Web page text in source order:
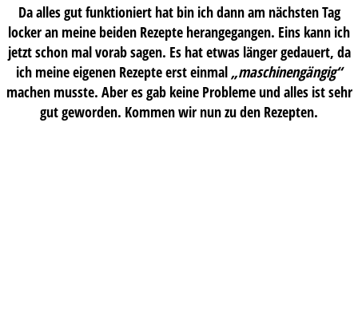
Da alles gut funktioniert hat bin ich dann am nächsten Tag
locker an meine beiden Rezepte herangegangen. Eins kann ich
jetzt schon mal vorab sagen. Es hat etwas länger gedauert, da
ich meine eigenen Rezepte erst einmal „maschinengängig“
machen musste. Aber es gab keine Probleme und alles ist sehr
gut geworden. Kommen wir nun zu den Rezepten.